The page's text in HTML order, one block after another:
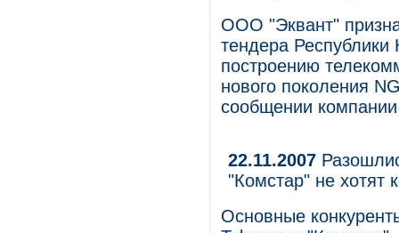
ООО "Эквант"
тендера Республики
построению
нового поколения
сообщении
22.11.2007
"Комстар" не хотят
Основные